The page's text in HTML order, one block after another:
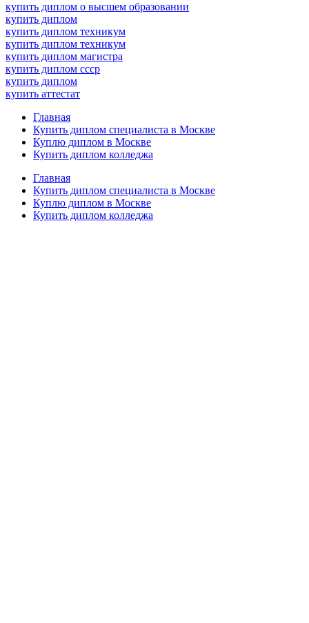
купить диплом о высшем образовании
купить диплом
купить диплом техникум
купить диплом техникум
купить диплом магистра
купить диплом ссср
купить диплом
купить аттестат
Главная
Купить диплом специалиста в Москве
Куплю диплом в Москве
Купить диплом колледжа
Главная
Купить диплом специалиста в Москве
Куплю диплом в Москве
Купить диплом колледжа